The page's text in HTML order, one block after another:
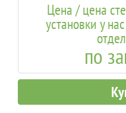
Цена / цена
установки у
по